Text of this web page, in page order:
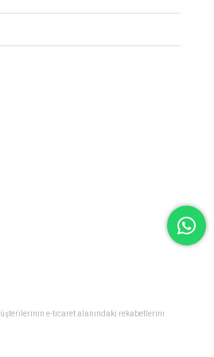
e-ticaret alanındaki rekabetlerini